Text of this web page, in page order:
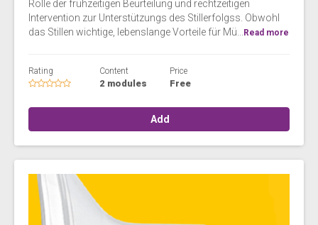
Rolle der frühzeitigen Beurteilung und rechtzeitigen
Intervention zur Unterstützungs des Stillerfolgss. Obwohl
das Stillen wichtige, lebenslange Vorteile für Mü...
Read more
Rating Content
2 modules
Price
Free
Add